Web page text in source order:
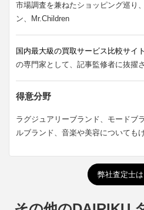
市場調査を兼ねたショッピング巡り
ン、Mr.Children
国内最大級の買取サービス比較サイ
の専門家として、記事監修者に抜擢
得意分野
ラグジュアリーブランド、モードブ
ルブランド、音楽や美容についても
弊社査定士